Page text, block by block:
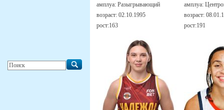
амплуа: Разыгрывающий
возраст: 02.10.1995
рост:163
амплуа:
возраст:
рост:191